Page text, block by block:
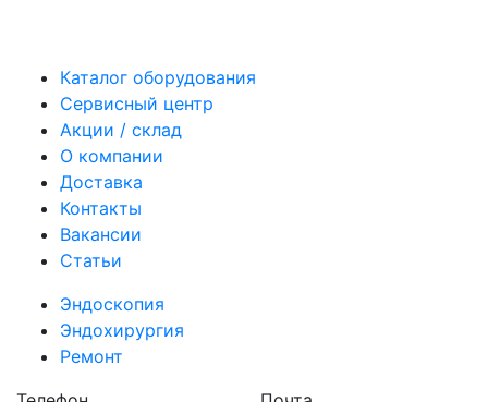
Каталог оборудования
Сервисный центр
Акции / склад
О компании
Доставка
Контакты
Вакансии
Статьи
Эндоскопия
Эндохирургия
Ремонт